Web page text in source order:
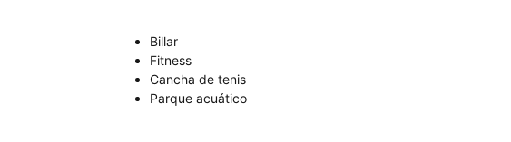
Billar
Fitness
Cancha de tenis
Parque acuático